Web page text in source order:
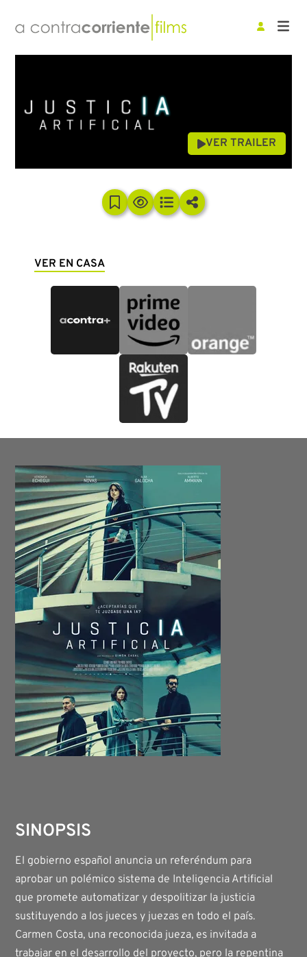
VER TRAILER
VER EN CASA
SINOPSIS
El gobierno español anuncia un referéndum para
aprobar un polémico sistema de Inteligencia Artificial
que promete automatizar y despolitizar la justicia
sustituyendo a los jueces y juezas en todo el país.
Carmen Costa, una reconocida jueza, es invitada a
trabajar en el desarrollo del proyecto, pero la repentina